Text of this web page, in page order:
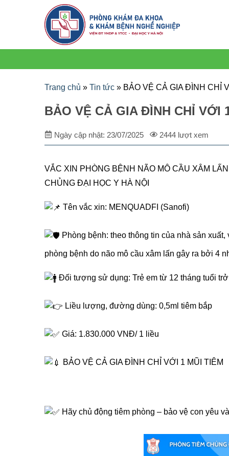
Trang chủ » Tin tức » BẢO VỆ CẢ GIA ĐÌNH CHỈ
BẢO VỆ CẢ GIA ĐÌNH CHỈ VỚI
Ngày cập nhật: 23/07/2025 2444 lượt xem
VẮC XIN PHÒNG BỆNH NÃO MÔ CẦU XÂM
CHỦNG ĐẠI HỌC Y HÀ NỘI
Tên vắc xin: MENQUADFI (Sanofi)
Phòng bệnh: theo thông tin của nhà sản
phòng bệnh do não mô cầu xâm lấn gây ra bởi 4
Đối tượng sử dụng: Trẻ em từ 12 tháng tuổi
Liều lượng, đường dùng: 0,5ml tiêm bắp
Giá: 1.830.000 VNĐ/ 1 liều
BẢO VỆ CẢ GIA ĐÌNH CHỈ VỚI 1 MŨI TIÊM
Hãy chủ động tiêm phòng – bảo vệ con yêu